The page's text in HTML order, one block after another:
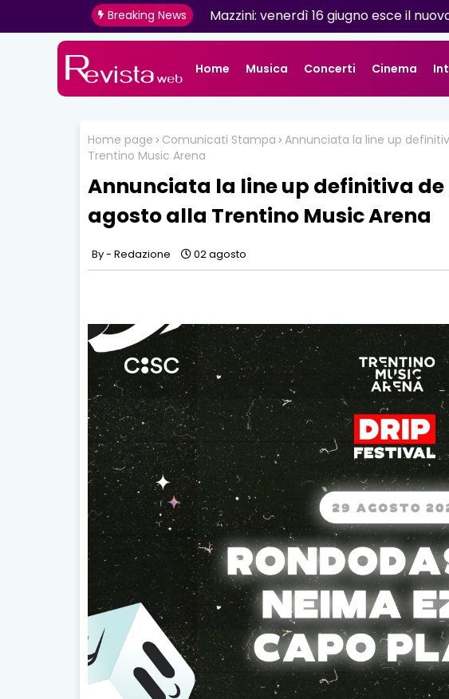
Breaking News Mazzini: venerdì 16 giugno esce il
Home Musica Concerti Cinema
Home page Comunicati Stampa Annunciata la line up
Trentino Music Arena
Annunciata la line up definitiva de
agosto alla Trentino Music Arena
Redazione 02 agosto